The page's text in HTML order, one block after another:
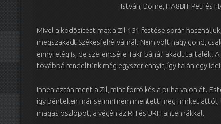
István, Döme, HA8BIT Peti és
Mivel a ködösítést max a Zil-131 festése során
megszakadt Székesfehérvárnál. Nem volt nagy gond,
ennyi elég is, de szerencsére Taki’ bánál’ akadt tartalék.
továbbá rendeltünk még egyszer ennyit, így talán egy
Innen aztán ment a Zil, mint forró kés a puha vajon át.
így pénteken már semmi nem mentett meg minket
magas oszlopot, a végén az RH és URH antennákkal.